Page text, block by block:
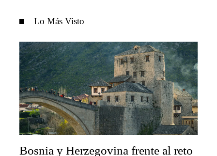
Lo Más Visto
Bosnia y Herzegovina frente al reto